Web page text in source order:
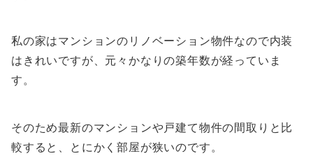
私の家はマンションのリノベーション物件なので内装
はきれいですが、元々かなりの築年数が経っていま
す。
そのため最新のマンションや戸建て物件の間取りと比
較すると、とにかく部屋が狭いのです。